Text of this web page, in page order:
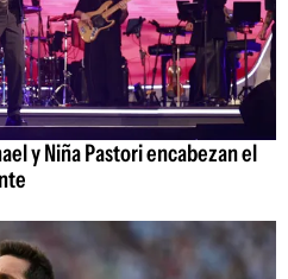
y Niña Pastori encabezan el